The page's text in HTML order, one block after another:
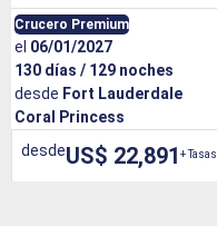
Coral Princess
desde Fort Lauderdale
130 días / 129 noches
el 06/01/2027
Crucero Premium
desdeUS$ 22,891 + Tasas